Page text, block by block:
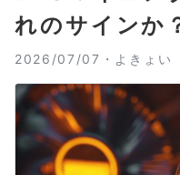
れのサインか
2026/07/07・ よきょい